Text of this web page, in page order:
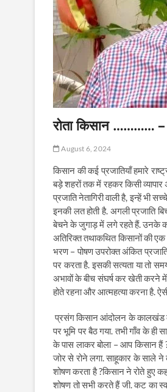
रोता किसान ………… –
August 6, 2024
किसान की कई प्रजातियाँ हमारे
बड़े शहरों तक में रहकर किसी
प्रजाति नेतागिरी वाली है, इन्हें भी
इनकी लत होती है. अगली प्रजाति
बेचने के जुगाड़ में लगे रहते हैं. उनके
अतिरिक्त तथाकथित किसानों की
भरण – पोषण उपरोक्त अंकित
पर करता है. इसकी सत्यता या तो
अभावों के बीच संघर्ष कर खेती करने में
होते रहना और आत्महत्या करना है.
प्रसंग किसान आंदोलन के कालखंड
पर भूमि पर बैठ गया. तभी गाँव के
के पास लाकर बोला – आप किसान हैं
जोर से रोने लगा. साहूकार के साले
शोषण करता है ?किसान ने रोते हुए
शोषण तो सभी करते हैं जी. कट का